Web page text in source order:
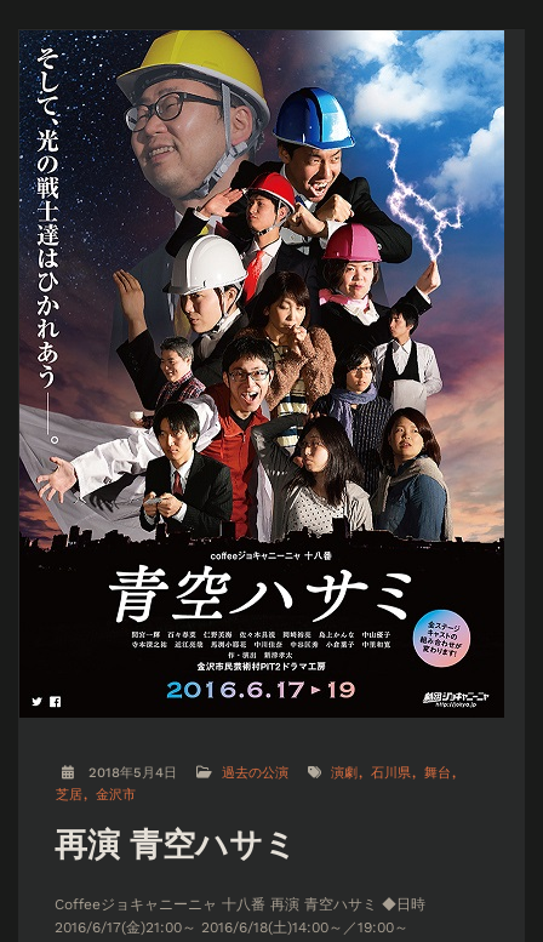
2018年5月4日 過去の公演 演劇 石川県
舞台
芝居
金沢市
再演 青空ハサミ
Coffeeジョキャニーニャ 十八番 再演 青空ハサミ ◆日時
2016/6/17(金)21:00～ 2016/6/18(土)14:00～／19:00～